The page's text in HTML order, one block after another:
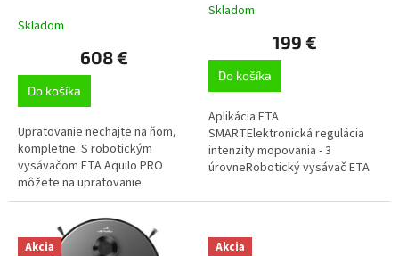
Skladom
608 €
Do košíka
Upratovanie nechajte na ňom,
kompletne. S robotickým
vysávačom ETA Aquilo PRO
môžete na upratovanie
zabudnúť. Tento vysávač sa u
vás vďaka laserovej navigácii
Laser+ 6.0...
Priemerné
je
5,0
z
5
hviezdičiek.
Skladom
199 €
Do košíka
Aplikácia ETA
SMARTElektronická regulácia
intenzity mopovania - 3
úrovneRobotický vysávač ETA
mopujeDIGITAL Motor - zaisťuje
Akcia Akcia